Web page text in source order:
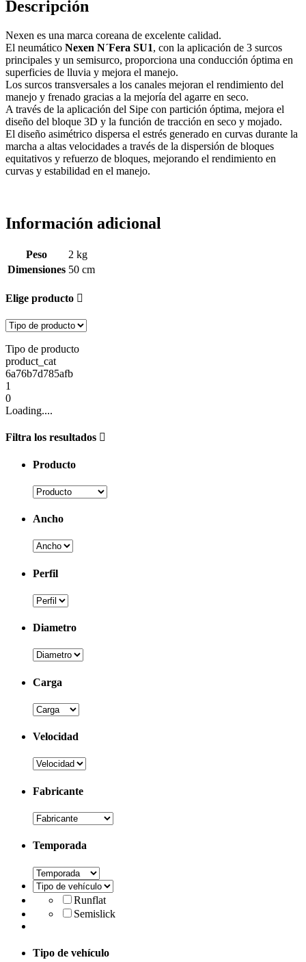
Descripción
Nexen es una marca coreana de excelente calidad.
El neumático Nexen N´Fera SU1, con la aplicación de 3 surcos
principales y un semisurco, proporciona una conducción óptima en
superficies de lluvia y mejora el manejo.
Los surcos transversales a los canales mejoran el rendimiento del
manejo y frenado gracias a la mejoría del agarre en seco.
A través de la aplicación del Sipe con partición óptima, mejora el
diseño del bloque 3D y la función de tracción en seco y mojado.
El diseño asimétrico dispersa el estrés generado en curvas durante la
marcha a altas velocidades a través de la dispersión de bloques
equitativos y refuerzo de bloques, mejorando el rendimiento en
curvas y estabilidad en el manejo.
Información adicional
Peso
2 kg
Dimensiones 50 cm
Elige producto
Tipo de producto
product_cat
6a76b7d785afb
1
0
Loading....
Filtra los resultados
Producto
Ancho
Perfil
Diametro
Carga
Velocidad
Fabricante
Temporada
Runflat
Semislick
Tipo de vehículo